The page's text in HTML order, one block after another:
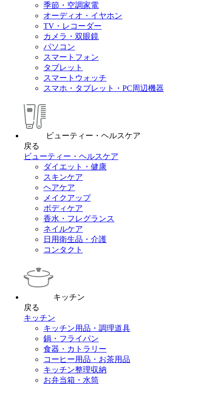
季節・空調家電
オーディオ・イヤホン
TV・レコーダー
カメラ・双眼鏡
パソコン
スマートフォン
タブレット
スマートウォッチ
スマホ・タブレット・PC周辺機器
ビューティー・ヘルスケア
戻る
ビューティー・ヘルスケア
ダイエット・健康
スキンケア
ヘアケア
メイクアップ
ボディケア
香水・フレグランス
ネイルケア
日用衛生品・介護
コンタクト
キッチン
戻る
キッチン
キッチン用品・調理道具
鍋・フライパン
食器・カトラリー
コーヒー用品・お茶用品
キッチン整理収納
お弁当箱・水筒